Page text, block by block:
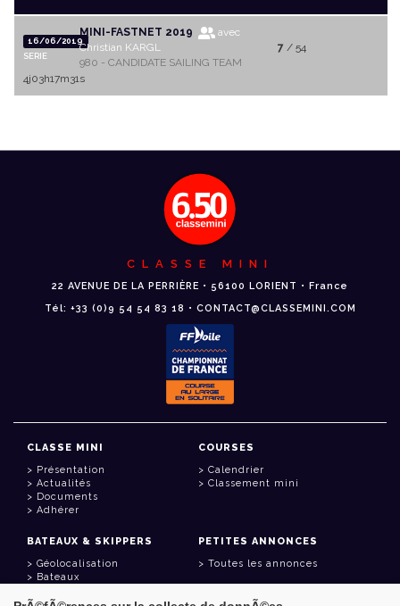
16/06/2019
SERIE
MINI-FASTNET 2019
avec
Christian KARGL
980 - CANDIDATE SAILING TEAM
7 / 54
4j03h17m31s
CLASSE MINI
22 AVENUE DE LA PERRIÈRE • 56100 LORIENT • France
Tél: +33 (0)9 54 54 83 18 • CONTACT@CLASSEMINI.COM
CLASSE MINI
Présentation
Actualités
Documents
Adhérer
COURSES
Calendrier
Classement mini
BATEAUX & SKIPPERS
Géolocalisation
Bateaux
PETITES ANNONCES
Toutes les annonces